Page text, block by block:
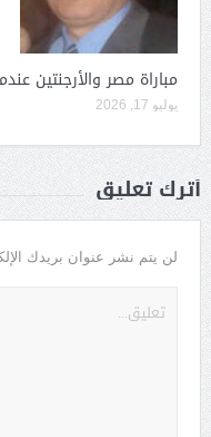
مباراة مصر والأرجنتين
يوليو 17, 2026
أترك تعليق
لن يتم نشر عنوان بريدك